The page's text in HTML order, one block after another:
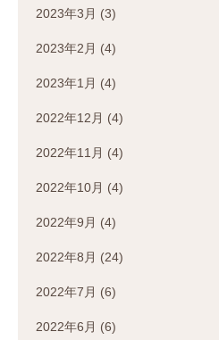
2023年3月 (3)
2023年2月 (4)
2023年1月 (4)
2022年12月 (4)
2022年11月 (4)
2022年10月 (4)
2022年9月 (4)
2022年8月 (24)
2022年7月 (6)
2022年6月 (6)